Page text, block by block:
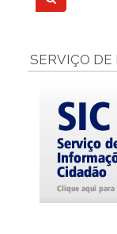
SERVIÇO DE